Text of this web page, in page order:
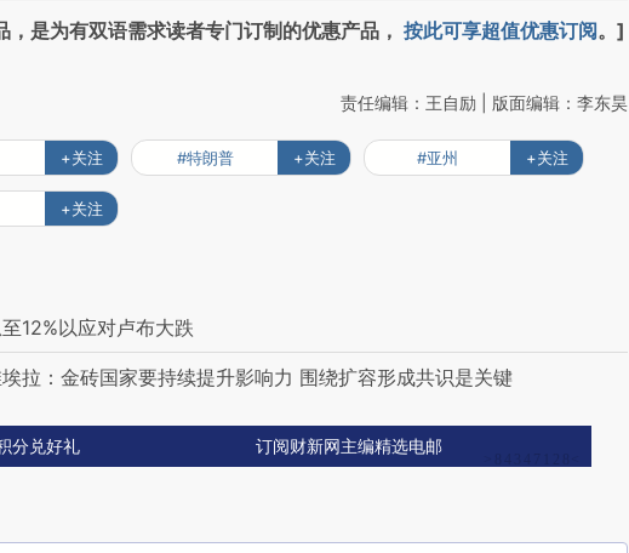
，是为有双语需求读者专门订制的优惠产品， 按此可享超值优惠订阅。]
责任编辑：王自励 | 版面编辑：李东昊
+关注 #特朗普 +关注 #亚州 +关注
+关注
12%以应对卢布大跌
拉：金砖国家要持续提升影响力 围绕扩容形成共识是关键
分兑好礼 订阅财新网主编精选电邮